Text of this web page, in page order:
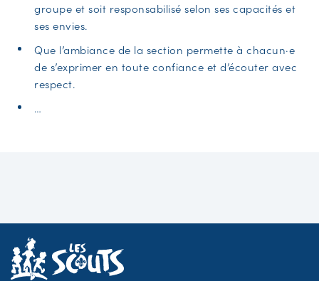
groupe et soit responsabilisé selon ses capacités et
ses envies.
Que l’ambiance de la section permette à chacun·e
de s’exprimer en toute confiance et d’écouter avec
respect.
…